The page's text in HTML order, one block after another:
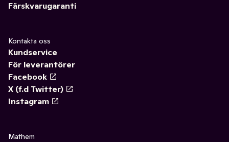
Färskvarugaranti
Kontakta oss
Kundservice
För leverantörer
Facebook
X (f.d Twitter)
Instagram
Mathem